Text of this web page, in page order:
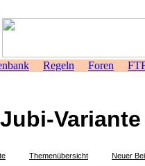
Regeln Foren
Variante
Themenübersicht Neuer